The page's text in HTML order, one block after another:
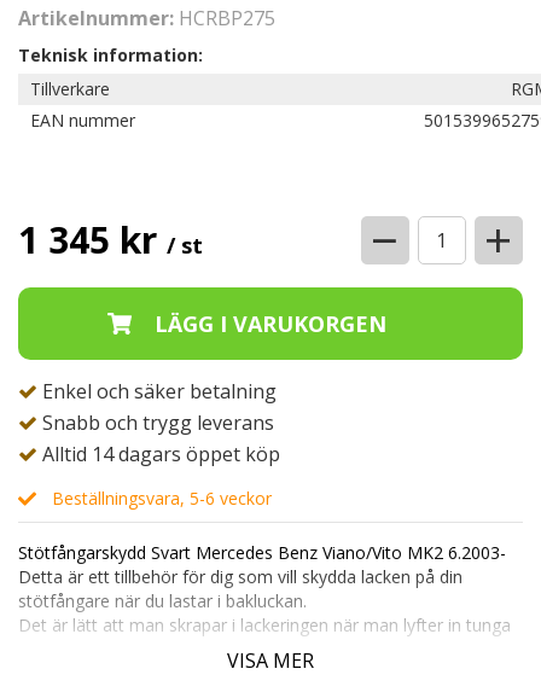
Artikelnummer: HCRBP275
Teknisk information:
Tillverkare
EAN nummer
1 345 kr / st − +
Enkel och säker betalning
Snabb och trygg leverans
Alltid 14 dagars öppet köp
Beställningsvara, 5-6 veckor
Stötfångarskydd Svart Mercedes Benz Viano/Vito MK2 6.2003-
Detta är ett tillbehör för dig som vill skydda lacken på din
stötfångare när du lastar i bakluckan.
Det är lätt att man skrapar i lackeringen när man lyfter in tunga
saker eller om man till exempel har en hund som hoppar in i
VISA MER